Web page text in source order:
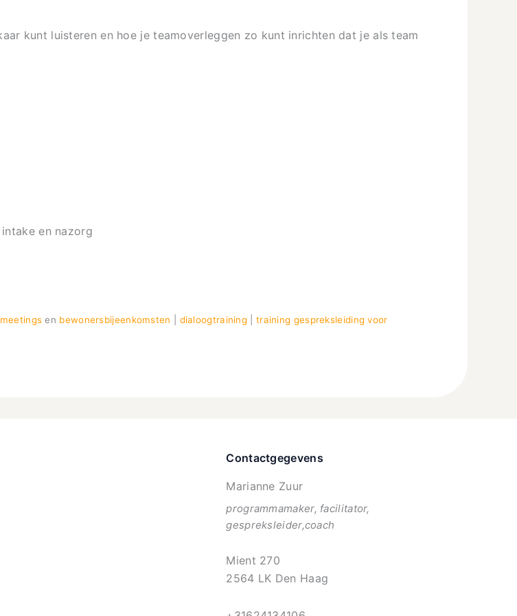
kunt luisteren en hoe je teamoverleggen zo kunt inrichten dat je als team
en nazorg
en bewonersbijeenkomsten dialoogtraining
training gespreksleiding voor
Contactgegevens
Marianne Zuur
programmamaker, facilitator,
gespreksleider,coach
Mient 270
2564 LK Den Haag